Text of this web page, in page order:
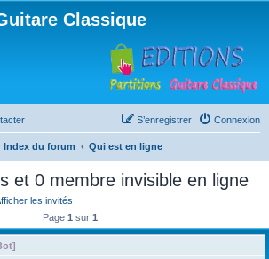
Classique
Connexion
S’enregistrer
Index du forum Qui est en ligne
et 0 membre invisible en ligne
les invités
Page 1 sur 1